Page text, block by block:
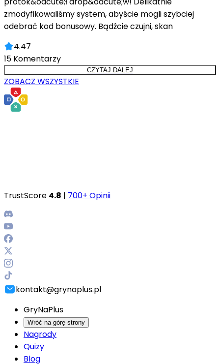
zmodyfikowaliśmy system, abyście mogli szybciej
odebrać kod bonusowy. Bądźcie czujni, skan
4.47
15 Komentarzy
CZYTAJ DALEJ
ZOBACZ WSZYSTKIE
TrustScore 4.8 | 700+ Opinii
kontakt@grynaplus.pl
GryNaPlus
Wróć na górę strony
Nagrody
Quizy
Blog